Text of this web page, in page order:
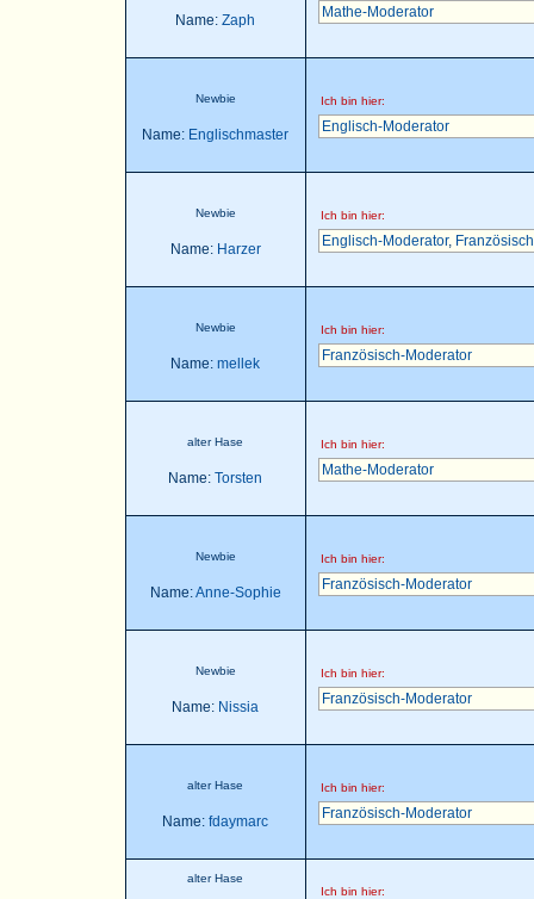
Name: Zaph Mathe-Moderator
Newbie
Name: Englischmaster
Ich bin hier:
Englisch-Moderator
Newbie
Name: Harzer
Ich bin hier:
Englisch-Moderator,
Newbie
Name: mellek
Ich bin hier:
Französisch-Moderator
alter Hase
Name: Torsten
Ich bin hier:
Mathe-Moderator
Newbie
Name:Anne-Sophie
Ich bin hier:
Französisch-Moderator
Newbie
Name: Nissia
Ich bin hier:
Französisch-Moderator
alter Hase
Name: fdaymarc
Ich bin hier:
Französisch-Moderator
alter Hase
Ich bin hier: